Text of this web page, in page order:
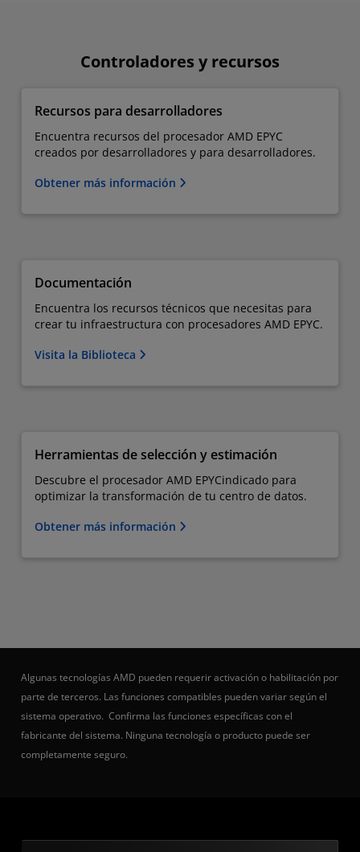
Controladores y recursos
Recursos para desarrolladores
Encuentra recursos del procesador AMD EPYC
creados por desarrolladores y para desarrolladores.
Obtener más información
Documentación
Encuentra los recursos técnicos que necesitas para
crear tu infraestructura con procesadores AMD EPYC.
Visita la Biblioteca
Herramientas de selección y estimación
Descubre el procesador AMD EPYC​indicado para
optimizar la transformación de tu centro de datos.
Obtener más información
Algunas tecnologías AMD pueden requerir activación o habilitación por
parte de terceros. Las funciones compatibles pueden variar según el
sistema operativo. Confirma las funciones específicas con el
fabricante del sistema. Ninguna tecnología o producto puede ser
completamente seguro.